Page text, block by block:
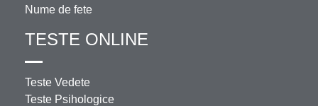
Nume de fete
TESTE ONLINE
Teste Vedete
Teste Psihologice